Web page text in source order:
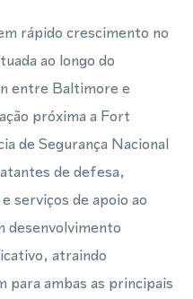
rápido crescimento no
ao longo do
entre Baltimore e
próxima a Fort
de Segurança Nacional
de defesa,
serviços de apoio ao
desenvolvimento
atraindo
para ambas as principais